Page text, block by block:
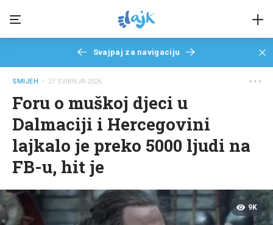
Svajpaj za navigaciju
SMIJEH • 27 SVIBNJA 2026
Foru o muškoj djeci u
Dalmaciji i Hercegovini
lajkalo je preko 5000 ljudi na
FB-u, hit je
9K